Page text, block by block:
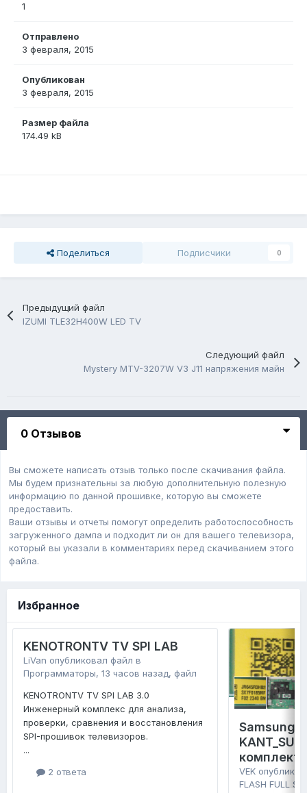
1
Отправлено
3 февраля, 2015
Опубликован
3 февраля, 2015
Размер файла
174.49 kB
Поделиться Подписчики 0
Предыдущий файл
IZUMI TLE32H400W LED TV
Следующий файл
Mystery MTV-3207W V3 J11 напряжения майн
0 Отзывов
Вы сможете написать отзыв только после скачивания файла.
Мы будем признательны за любую дополнительную полезную
информацию по данной прошивке, которую вы сможете
предоставить.
Ваши отзывы и отчеты помогут определить работоспособность
загруженного дампa и подходит ли он для вашего телевизора,
который вы указали в комментариях перед скачиванием этого
файла.
Избранное
KENOTRONTV TV SPI LAB
LiVan опубликовал файл в
Программаторы, 13 часов назад, файл
KENOTRONTV TV SPI LAB 3.0
Инженерный комплекс для анализа,
проверки, сравнения и восстановления
SPI-прошивок телевизоров.
...
2 ответа
Samsung
комплект
VEK
FLASH FULL